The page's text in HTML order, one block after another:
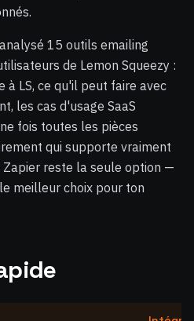
15 outils emailing
de Lemon Squeezy :
à LS, ce qu'il peut faire avec
les cas d'usage SaaS
fois toutes les pièces
qui supporte vraiment
Zapier reste la seule option —
meilleur choix pour ton